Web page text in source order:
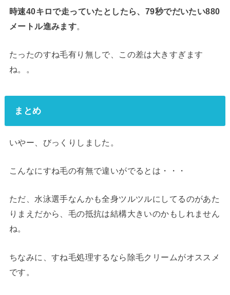
時速40キロで走っていたとしたら、79秒でだいたい880
メートル進みます。
たったのすね毛有り無しで、この差は大きすぎます
ね。。
まとめ
いやー、びっくりしました。
こんなにすね毛の有無で違いがでるとは・・・
ただ、水泳選手なんかも全身ツルツルにしてるのがあた
りまえだから、毛の抵抗は結構大きいのかもしれません
ね。
ちなみに、すね毛処理するなら除毛クリームがオススメ
です。